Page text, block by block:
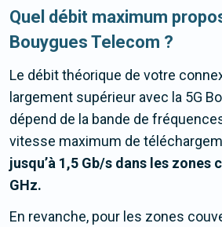
Quel débit maximum
Bouygues Telecom ?
Le débit théorique de votre
largement supérieur avec la 5G
dépend de la bande de
vitesse maximum de
jusqu’à 1,5 Gb/s dans les zones
GHz.
En revanche, pour les zones